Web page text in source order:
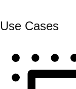
Use Cases